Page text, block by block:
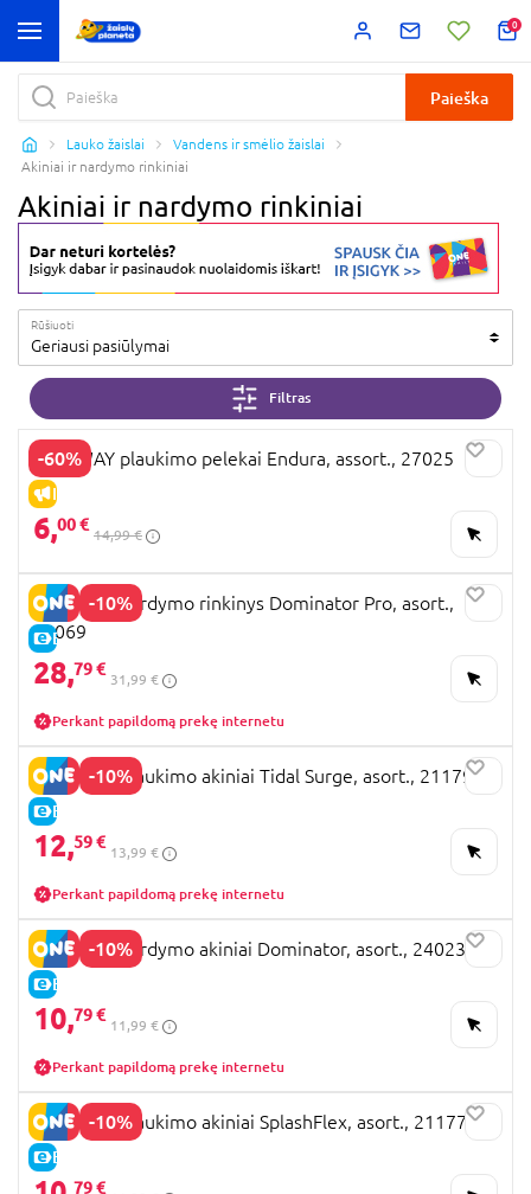
0
Paieška
Lauko žaislai
Vandens ir smėlio žaislai
Akiniai ir nardymo rinkiniai
Akiniai ir nardymo rinkiniai
Rūšiuoti
Geriausi pasiūlymai
Filtras
-60%
IŠPARDAVIMAS
BESTWAY plaukimo pelekai Endura, assort., 27025
6,00 €
14,99 €
-10%
E-KAINA
BESTWAY nardymo rinkinys Dominator Pro, asort.,
24069
28,79 €
31,99 €
Perkant papildomą prekę internetu
-10%
E-KAINA
BESTWAY plaukimo akiniai Tidal Surge, asort., 21179
12,59 €
13,99 €
Perkant papildomą prekę internetu
-10%
E-KAINA
BESTWAY nardymo akiniai Dominator, asort., 24023
10,79 €
11,99 €
Perkant papildomą prekę internetu
-10%
E-KAINA
BESTWAY plaukimo akiniai SplashFlex, asort., 21177
79 €